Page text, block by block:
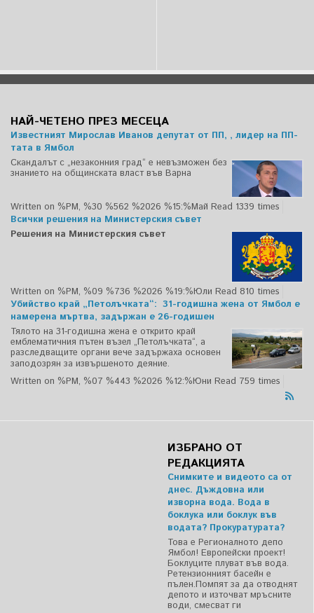
НАЙ-ЧЕТЕНО ПРЕЗ МЕСЕЦА
Известният Мирослав Иванов депутат от ПП, , лидер на ПП-
тата в Ямбол
Скандалът с „незаконния град“ е невъзможен без
знанието на общинската власт във Варна
Written on %PM, %30 %562 %2026 %15:%Май Read 1339 times
Всички решения на Министерския съвет
Решения на Министерския съвет
Written on %PM, %09 %736 %2026 %19:%Юли Read 810 times
Убийство край „Петолъчката“: 31-годишна жена от Ямбол е
намерена мъртва, задържан е 26-годишен
Тялото на 31-годишна жена е открито край
емблематичния пътен възел „Петолъчката“, а
разследващите органи вече задържаха основен
заподозрян за извършеното деяние.
Written on %PM, %07 %443 %2026 %12:%Юни Read 759 times
ИЗБРАНО ОТ
РЕДАКЦИЯТА
Снимките и видеото са от
днес. Дъждовна или
изворна вода. Вода в
боклука или боклук във
водата? Прокуратурата?
Това е Регионалното депо
Ямбол! Европейски проект!
Боклуците плуват във вода.
Ретензионният басейн е
пълен.Помпят за да отводнят
депото и източват мръсните
води, смесват ги